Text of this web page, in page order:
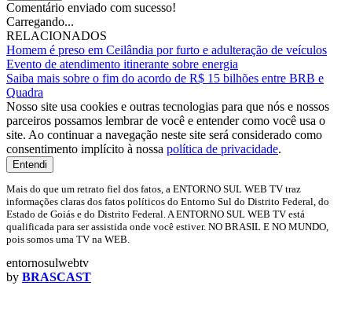
Comentário enviado com sucesso!
Carregando...
RELACIONADOS
Homem é preso em Ceilândia por furto e adulteração de veículos
Evento de atendimento itinerante sobre energia
Saiba mais sobre o fim do acordo de R$ 15 bilhões entre BRB e
Quadra
Nosso site usa cookies e outras tecnologias para que nós e nossos
parceiros possamos lembrar de você e entender como você usa o
site. Ao continuar a navegação neste site será considerado como
consentimento implícito à nossa política de privacidade.
Entendi
Mais do que um retrato fiel dos fatos, a ENTORNO SUL WEB TV traz
informações claras dos fatos políticos do Entorno Sul do Distrito Federal, do
Estado de Goiás e do Distrito Federal. A ENTORNO SUL WEB TV está
qualificada para ser assistida onde você estiver. NO BRASIL E NO MUNDO,
pois somos uma TV na WEB.
entornosulwebtv
by BRASCAST